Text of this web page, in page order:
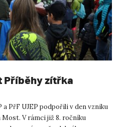
Příběhy zítřka
a PřF UJEP podpořili v den vzniku
Most. V rámci již 8. ročníku